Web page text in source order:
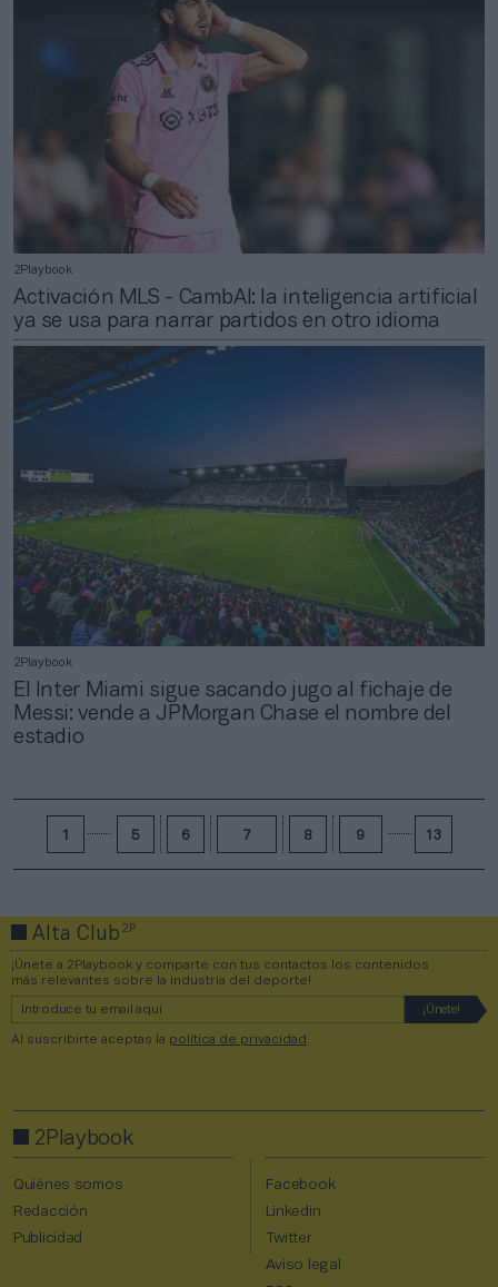
2Playbook
Activación MLS - CambAI: la inteligencia artificial
ya se usa para narrar partidos en otro idioma
2Playbook
El Inter Miami sigue sacando jugo al fichaje de
Messi: vende a JPMorgan Chase el nombre del
estadio
1 5 6 7 8 9 13
Alta Club2P
¡Únete a 2Playbook y comparte con tus contactos los contenidos
más relevantes sobre la industria del deporte!
Al suscribirte aceptas la política de privacidad
2Playbook
Quiénes somos
Redacción
Publicidad
Facebook
Linkedin
Twitter
Aviso legal